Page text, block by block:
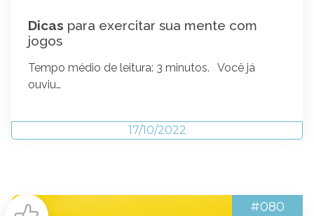
Dicas para exercitar sua mente com
jogos
Tempo médio de leitura: 3 minutos. Você já
ouviu…
17/10/2022
#080